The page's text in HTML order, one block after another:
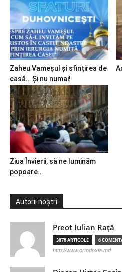
Zaheu Vameșul și sfințirea de
casă… Și nu numai!
Ziua Învierii, să ne luminăm
popoare…
Autorii noștri
Preot Iulian Raţă
3878 ARTICOLE 6
http://www.ortodoxia.md